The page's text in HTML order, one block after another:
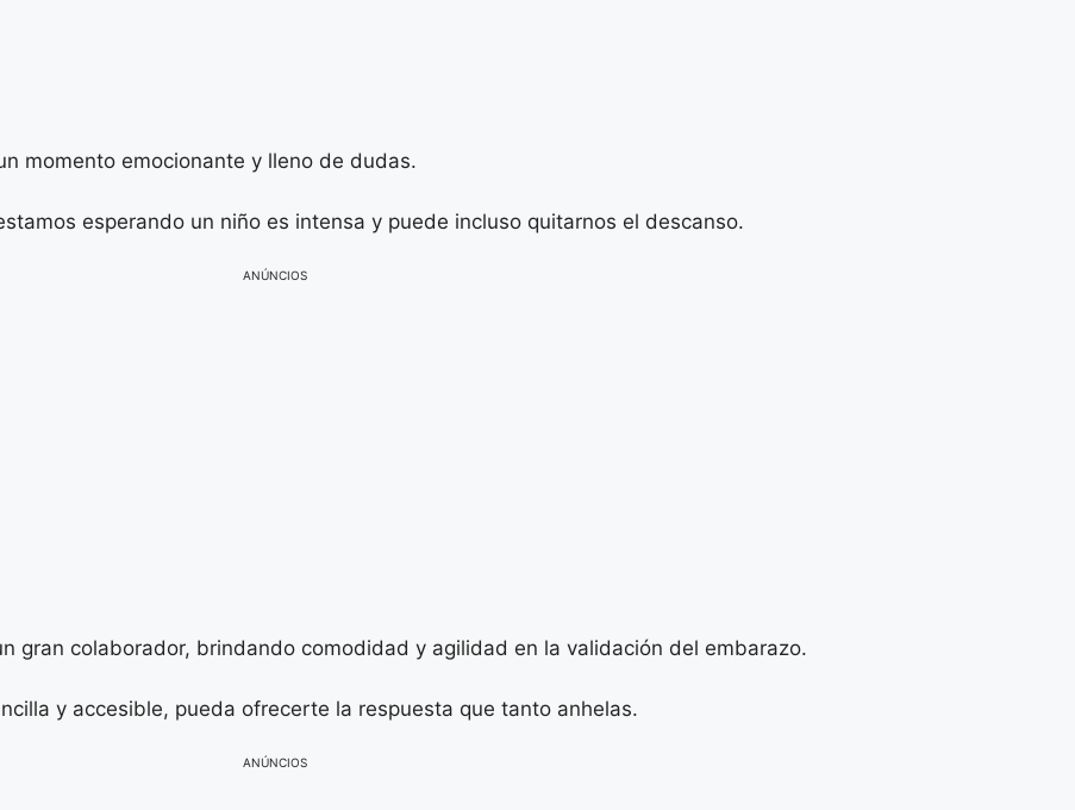
momento emocionante y lleno de dudas.
esperando un niño es intensa y puede incluso quitarnos el descanso.
ANÚNCIOS
gran colaborador, brindando comodidad y agilidad en la validación del embarazo.
y accesible, pueda ofrecerte la respuesta que tanto anhelas.
ANÚNCIOS